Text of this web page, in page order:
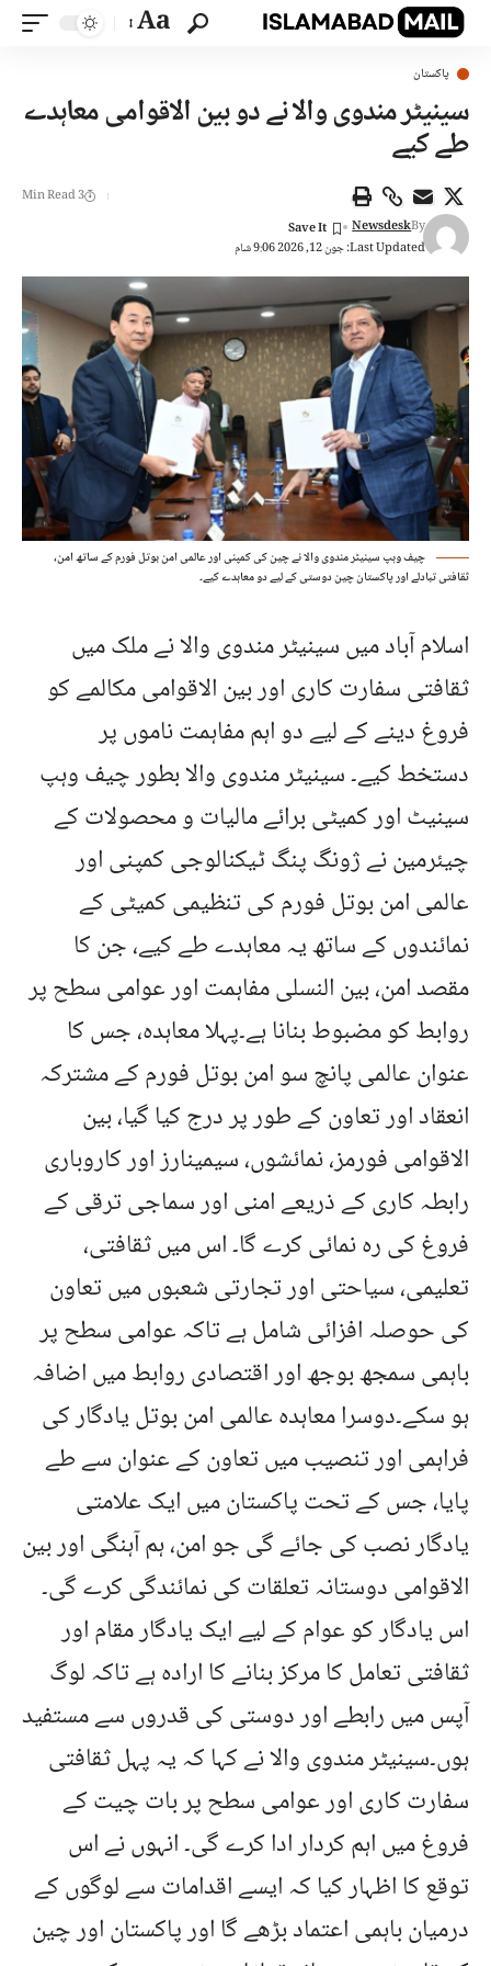
Aa
پاکستان
سینیٹر مندوی والا نے دو بین الاقوامی معاہدے
طے کیے
Last Updated: جون 12, 2026 9:06 شام
By
Newsdesk
3 Min Read
چیف وہپ سینیٹر مندوی والا نے چین کی کمپنی اور عالمی امن بوتل فورم کے ساتھ امن،
ثقافتی تبادلے اور پاکستان چین دوستی کے لیے دو معاہدے کیے۔
اسلام آباد میں سینیٹر مندوی والا نے ملک میں
ثقافتی سفارت کاری اور بین الاقوامی مکالمے کو
فروغ دینے کے لیے دو اہم مفاہمت ناموں پر
دستخط کیے۔ سینیٹر مندوی والا بطور چیف وہپ
سینیٹ اور کمیٹی برائے مالیات و محصولات کے
چیئرمین نے ژونگ پنگ ٹیکنالوجی کمپنی اور
عالمی امن بوتل فورم کی تنظیمی کمیٹی کے
نمائندوں کے ساتھ یہ معاہدے طے کیے، جن کا
مقصد امن، بین النسلی مفاہمت اور عوامی سطح پر
روابط کو مضبوط بنانا ہے۔پہلا معاہدہ، جس کا
عنوان عالمی پانچ سو امن بوتل فورم کے مشترکہ
انعقاد اور تعاون کے طور پر درج کیا گیا، بین
الاقوامی فورمز، نمائشوں، سیمینارز اور کاروباری
رابطہ کاری کے ذریعے امنی اور سماجی ترقی کے
فروغ کی رہ نمائی کرے گا۔ اس میں ثقافتی،
تعلیمی، سیاحتی اور تجارتی شعبوں میں تعاون
کی حوصلہ افزائی شامل ہے تاکہ عوامی سطح پر
باہمی سمجھ بوجھ اور اقتصادی روابط میں اضافہ
ہو سکے۔دوسرا معاہدہ عالمی امن بوتل یادگار کی
فراہمی اور تنصیب میں تعاون کے عنوان سے طے
پایا، جس کے تحت پاکستان میں ایک علامتی
یادگار نصب کی جائے گی جو امن، ہم آہنگی اور بین
الاقوامی دوستانہ تعلقات کی نمائندگی کرے گی۔
اس یادگار کو عوام کے لیے ایک یادگار مقام اور
ثقافتی تعامل کا مرکز بنانے کا ارادہ ہے تاکہ لوگ
آپس میں رابطے اور دوستی کی قدروں سے مستفید
ہوں۔سینیٹر مندوی والا نے کہا کہ یہ پہل ثقافتی
سفارت کاری اور عوامی سطح پر بات چیت کے
فروغ میں اہم کردار ادا کرے گی۔ انہوں نے اس
توقع کا اظہار کیا کہ ایسے اقدامات سے لوگوں کے
درمیان باہمی اعتماد بڑھے گا اور پاکستان اور چین